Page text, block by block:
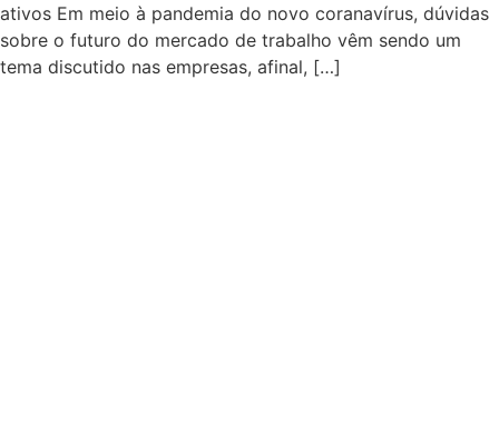
ativos Em meio à pandemia do novo coranavírus, dúvidas
sobre o futuro do mercado de trabalho vêm sendo um
tema discutido nas empresas, afinal, […]